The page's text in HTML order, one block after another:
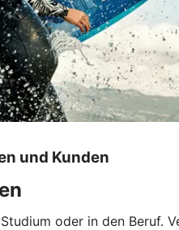
und Kunden
oder in den Beruf.